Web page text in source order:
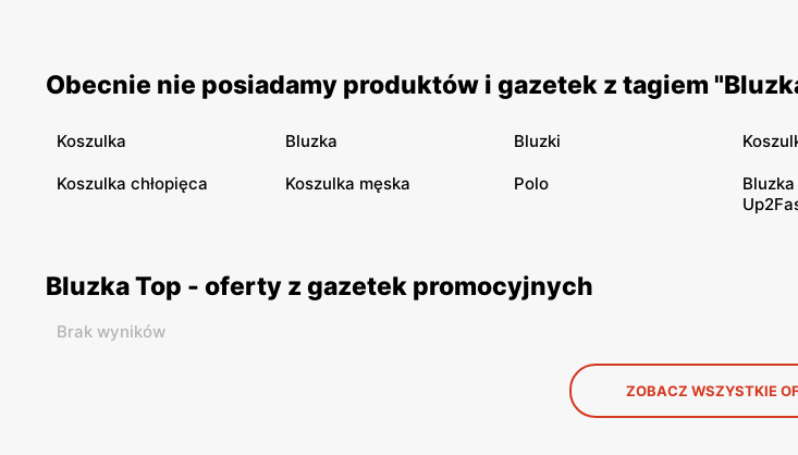
Obecnie nie posiadamy produktów i gazetek z tagiem
Koszulka Bluzka Bluzki
Koszulka chłopięca Koszulka męska Polo
Bluzka Top - oferty z gazetek promocyjnych
Brak wyników
ZOBACZ WSZYSTKIE